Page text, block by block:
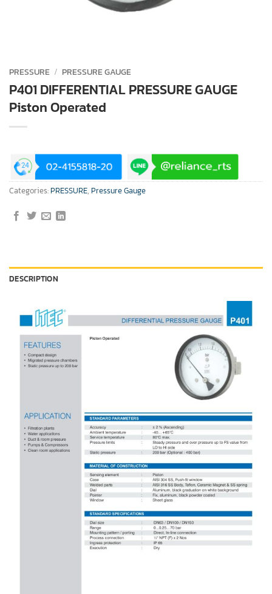
PRESSURE / PRESSURE GAUGE
P401 DIFFERENTIAL PRESSURE GAUGE
Piston Operated
Categories: PRESSURE, Pressure Gauge
DESCRIPTION